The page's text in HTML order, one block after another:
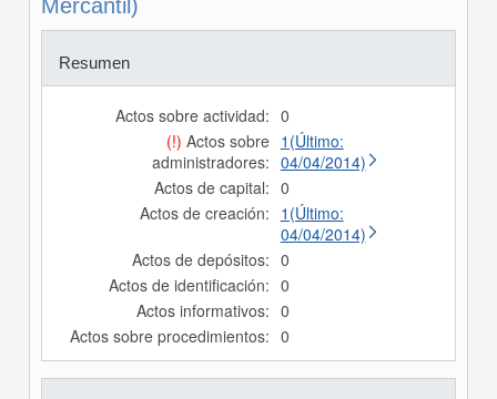
Mercantil)
Resumen
Actos sobre actividad: 0
(!) Actos sobre
administradores:
1(Último:
04/04/2014)
Actos de capital: 0
Actos de creación: 1(Último:
04/04/2014)
Actos de depósitos: 0
Actos de identificación: 0
Actos informativos: 0
Actos sobre procedimientos: 0